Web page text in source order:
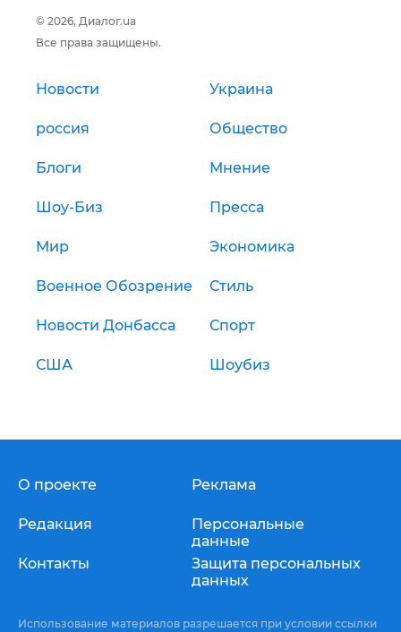
© 2026, Диалог.ua
Все права защищены.
Новости Украина
россия Общество
Блоги Мнение
Шоу-Биз Пресса
Мир Экономика
Военное Обозрение Стиль
Новости Донбасса Спорт
США Шоубиз
О проекте
Редакция
Контакты
Реклама
Персональные
данные
Защита персональных
данных
Использование материалов разрешается при условии ссылки